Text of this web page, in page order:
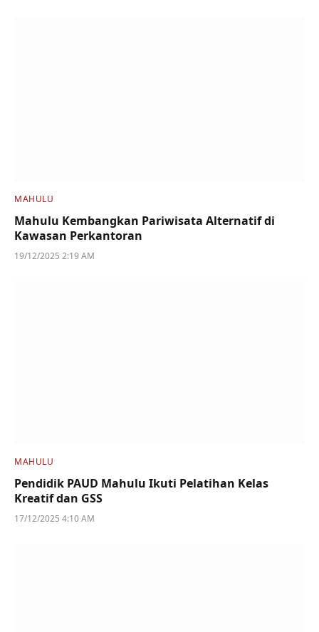
MAHULU
Mahulu Kembangkan Pariwisata Alternatif di
Kawasan Perkantoran
19/12/2025 2:19 AM
MAHULU
Pendidik PAUD Mahulu Ikuti Pelatihan Kelas
Kreatif dan GSS
17/12/2025 4:10 AM